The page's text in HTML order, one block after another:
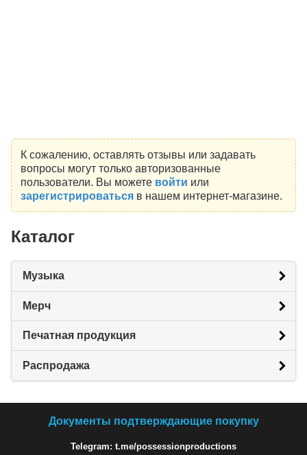
К сожалению, оставлять отзывы или задавать
вопросы могут только авторизованные
пользователи. Вы можете войти или
зарегистрироватьсяв нашем интернет-магазине.
Каталог
Музыка
Мерч
Печатная продукция
Распродажа
Документы подтверждающие покупку
Telegram: t.me/possessionproductions